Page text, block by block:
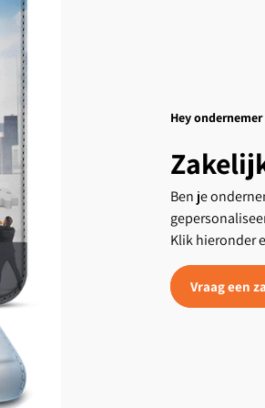
Hey ondernemer
Ben je
Klik hieronder
Vraag een